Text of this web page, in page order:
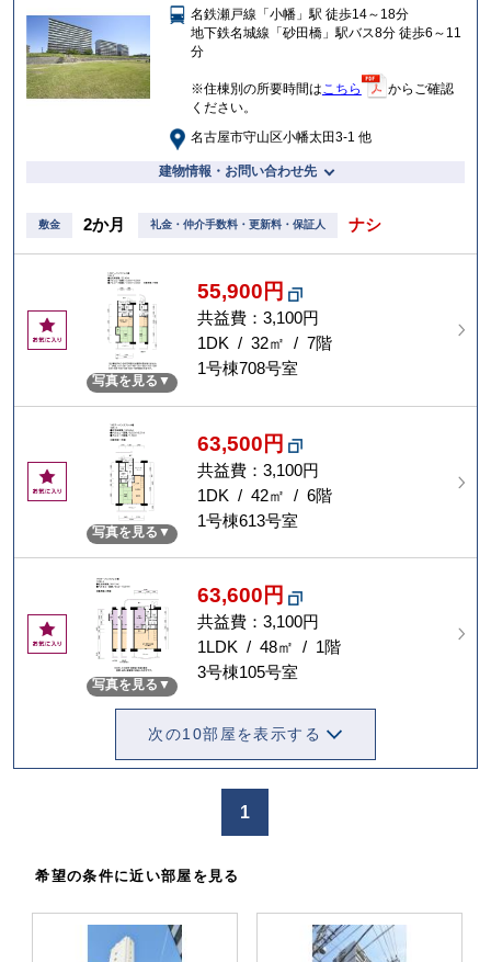
入
り
名鉄瀬戸線「小幡」駅 徒歩14～18分
地下鉄名城線「砂田橋」駅バス8分 徒歩6～11
分
※住棟別の所要時間はこちら
からご確認
ください。
名古屋市守山区小幡太田3-1 他
建物情報・お問い合わせ先
敷金 2か月 礼金・仲介手数料・更新料・保証人 ナシ
お
気
り
写真を見る
55,900円
共益費：3,100円
1DK / 32㎡ / 7階
1号棟708号室
お
気
り
写真を見る
63,500円
共益費：3,100円
1DK / 42㎡ / 6階
1号棟613号室
お
気
写真を見る
63,600円
共益費：3,100円
1LDK / 48㎡ / 1階
3号棟105号室
次の10部屋を表示する
1
希望の条件に近い部屋を見る